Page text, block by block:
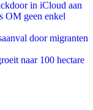
in iCloud aan
OM geen enkel
door migranten
naar 100 hectare